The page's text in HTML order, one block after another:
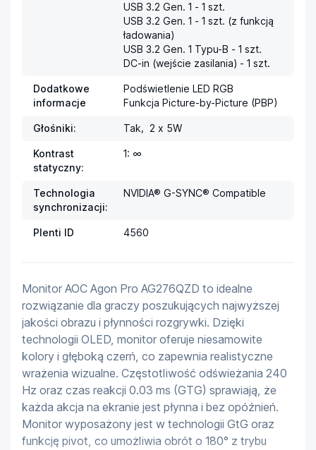
USB 3.2 Gen. 1 - 1 szt.
USB 3.2 Gen. 1 - 1 szt. (z funkcją
ładowania)
USB 3.2 Gen. 1 Typu-B - 1 szt.
DC-in (wejście zasilania) - 1 szt.
Dodatkowe
informacje
Podświetlenie LED RGB
Funkcja Picture-by-Picture (PBP)
Głośniki: Tak,  2 x 5W
Kontrast
statyczny:
1: ∞
Technologia
synchronizacji:
NVIDIA® G-SYNC® Compatible
Plenti ID 4560
Monitor AOC Agon Pro AG276QZD to idealne
rozwiązanie dla graczy poszukujących najwyższej
jakości obrazu i płynności rozgrywki. Dzięki
technologii OLED, monitor oferuje niesamowite
kolory i głęboką czerń, co zapewnia realistyczne
wrażenia wizualne. Częstotliwość odświeżania 240
Hz oraz czas reakcji 0.03 ms (GTG) sprawiają, że
każda akcja na ekranie jest płynna i bez opóźnień.
Monitor wyposażony jest w technologii GtG oraz
funkcję pivot, co umożliwia obrót o 180° z trybu